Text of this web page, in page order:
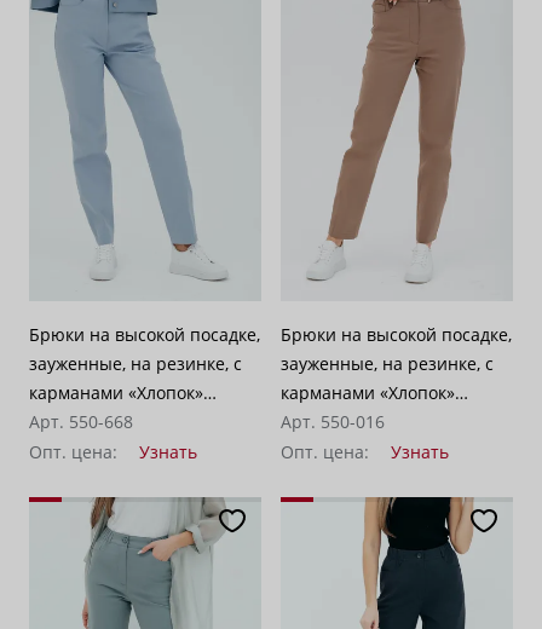
Брюки на высокой посадке,
зауженные, на резинке, с
карманами «Хлопок»
голубые
Арт. 550-668
Опт. цена:
Узнать
Брюки на высокой посадке,
зауженные, на резинке, с
карманами «Хлопок»
бежевые
Арт. 550-016
Опт. цена:
Узнать